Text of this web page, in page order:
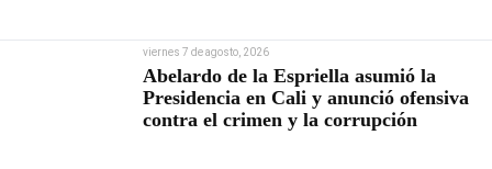
viernes 7 de agosto, 2026
Abelardo de la Espriella asumió la
Presidencia en Cali y anunció ofensiva
contra el crimen y la corrupción